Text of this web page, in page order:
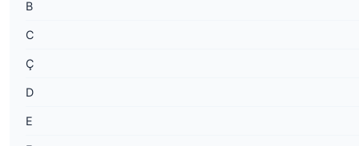
B
C
Ç
D
E